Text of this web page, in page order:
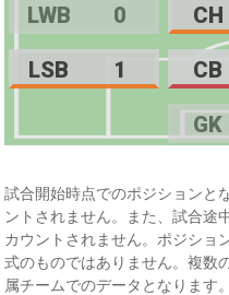
LWB 0 CH
LSB 1 CB
GK
試合開始時点でのポジションと
ントされません。また、試合途
カウントされません。ポジショ
式のものではありません。複数
属チームでのデータとなります。